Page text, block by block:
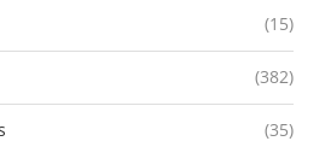
(15)
(382)
(35)